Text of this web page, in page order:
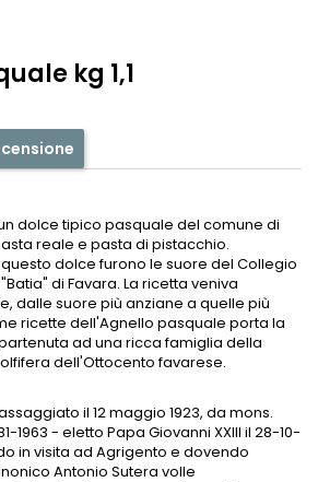
kg 1,1
dolce tipico pasquale del comune di
reale e pasta di pistacchio.
dolce furono le suore del Collegio
di Favara. La ricetta veniva
dalle suore più anziane a quelle più
ricette dell'Agnello pasquale porta la
ad una ricca famiglia della
dell'Ottocento favarese.
il 12 maggio 1923, da mons.
1963 - eletto Papa Giovanni XXIII il 28-10-
in visita ad Agrigento e dovendo
Antonio Sutera volle